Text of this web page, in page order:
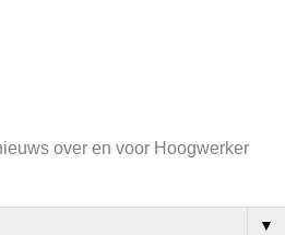
over en voor Hoogwerker
▼